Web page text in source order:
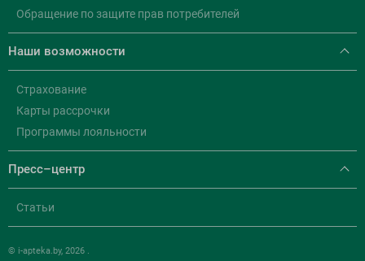
Обращение по защите прав потребителей
Наши возможности
Страхование
Карты рассрочки
Программы лояльности
Пресс–центр
Статьи
© i-apteka.by, 2026 .